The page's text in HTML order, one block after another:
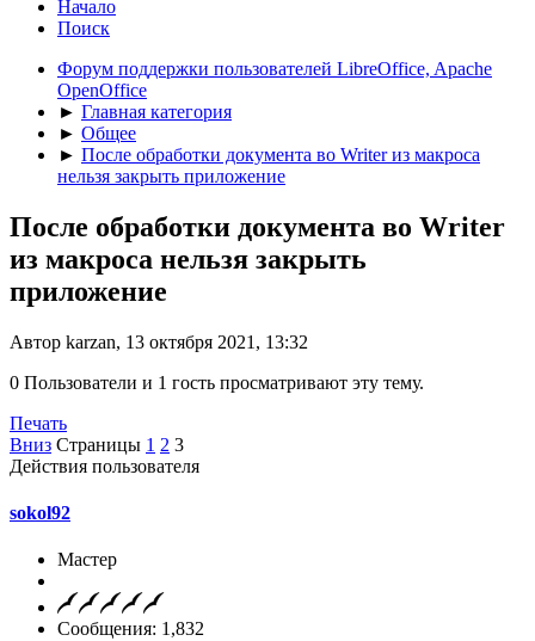
Начало
Поиск
Форум поддержки пользователей LibreOffice, Apache
OpenOffice
► Главная категория
► Общее
► После обработки документа во Writer из макроса
нельзя закрыть приложение
После обработки документа во Writer
из макроса нельзя закрыть
приложение
Автор karzan, 13 октября 2021, 13:32
0 Пользователи и 1 гость просматривают эту тему.
Печать
Вниз Страницы 1 2 3
Действия пользователя
sokol92
Мастер
Сообщения: 1,832